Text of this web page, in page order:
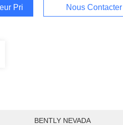
Prix Nous Contacter
BENTLY NEVADA